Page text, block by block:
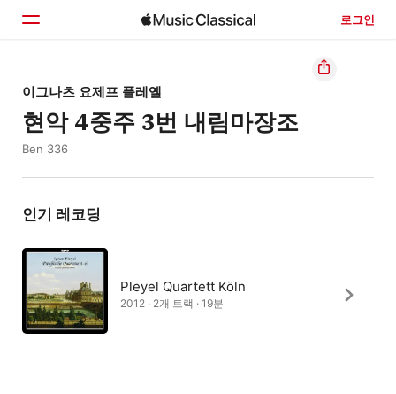
로그인
홈
둘러보기
이그나츠 요제프 플레옐
현악 4중주 3번 내림마장조
Ben 336
인기 레코딩
Pleyel Quartett Köln
2012 · 2개 트랙 · 19분